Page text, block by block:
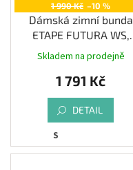
1 990 Kč –10 %
Dámská zimní bunda
ETAPE FUTURA WS,
černá/růžová
Skladem na prodejně
1 791 Kč
DETAIL
S